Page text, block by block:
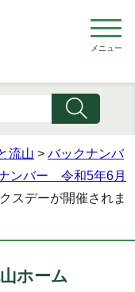
メニュー
流山 > バックナンバ
ンバー 令和5年6月
スデーが開催されま
ホーム